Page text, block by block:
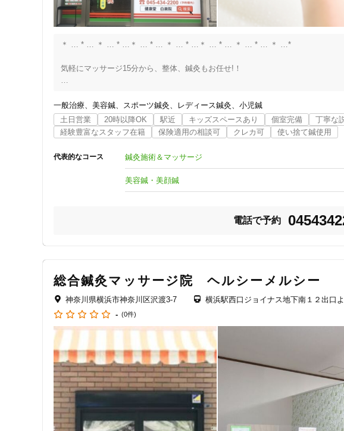
＊ … * … ＊ … * …＊ … * … ＊ … * …＊ … * … ＊ … * … ＊ …*
気軽にマッサージ15分から、整体、鍼灸もお任せ!！
＊ … * … ＊ … * …＊ … * … ＊ … * …＊ … * … ＊ … * … ＊ …*
白楽駅　西口から徒歩４５秒♪
月～金曜は、午前11時から夜22時
土日・祝日は、午前11時から夜20時
「ここをもっとやって欲しかった」「何かスッキリしない」
当院は施術前にiPadなどを使用してしっかりカウンセリングを行いますので
ご希望の強さや、特に気になる箇所などを把握し、ご満足いただける施術を
目指します！
時間がない方や、症状が軽い方向けの15分コースから
一般治療 美容鍼 スポーツ鍼灸 レディース鍼灸
小児鍼
土日営業
20時以降OK 駅近 キッズスペースあり 個室完備 丁寧な
経験豊富なスタッフ在籍
保険適用の相談可 クレカ可 使い捨て鍼使用
代表的なコース 鍼灸施術＆マッサージ
美容鍼・美顔鍼
電話で予約
総合鍼灸マッサージ院 ヘルシーメルシー
神奈川県横浜市神奈川区沢渡3-7
横浜駅西口ジョイナス地下南１２出口
- (0件)